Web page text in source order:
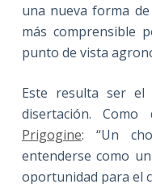
una nueva forma
más comprensible
punto de vista
Este resulta ser el
disertación.
Prigogine: “Un
entenderse como
oportunidad para el